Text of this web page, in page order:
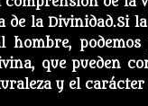
la Divinidad.Si
hombre,
que pueden
y el carácter